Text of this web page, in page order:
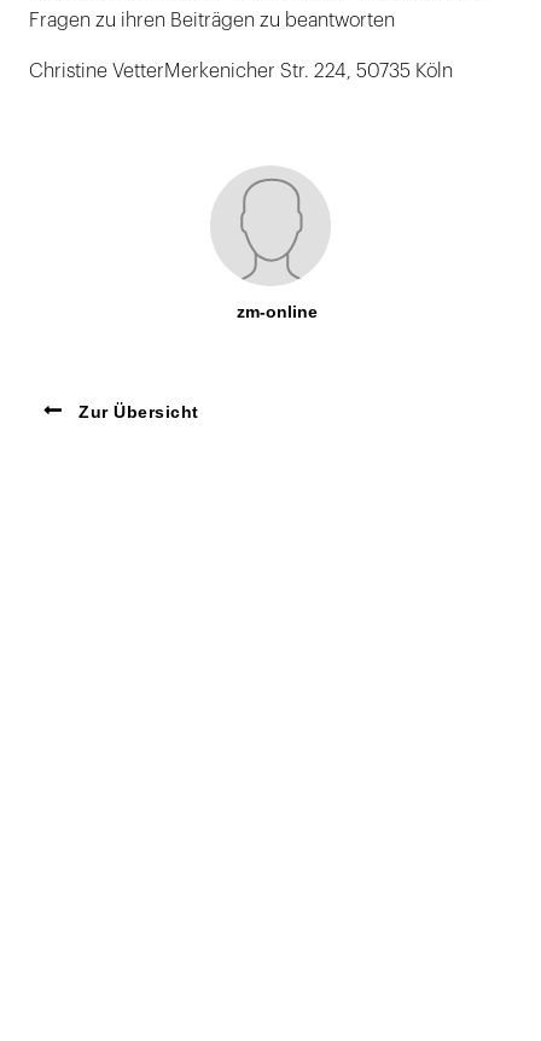
Fragen zu ihren Beiträgen zu beantworten
Christine VetterMerkenicher Str. 224, 50735 Köln
zm-online
Zur Übersicht